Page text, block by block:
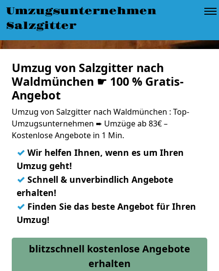
Umzugsunternehmen
Salzgitter
Umzug von Salzgitter nach
Waldmünchen ☛ 100 % Gratis-
Angebot
Umzug von Salzgitter nach Waldmünchen : Top-
Umzugsunternehmen ➨ Umzüge ab 83€ –
Kostenlose Angebote in 1 Min.
✓ Wir helfen Ihnen, wenn es um Ihren
Umzug geht!
✓ Schnell & unverbindlich Angebote
erhalten!
✓ Finden Sie das beste Angebot für Ihren
Umzug!
blitzschnell kostenlose Angebote
erhalten